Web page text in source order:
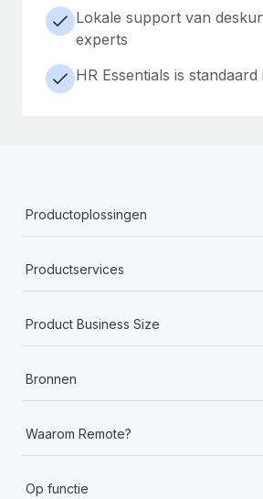
Lokale support van
experts
HR Essentials is
Productoplossingen
Productservices
Product Business Size
Bronnen
Waarom Remote?
Op functie